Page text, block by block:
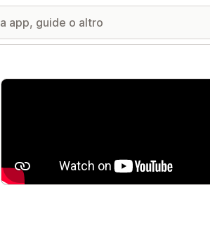
Galleria immagini in evidenza